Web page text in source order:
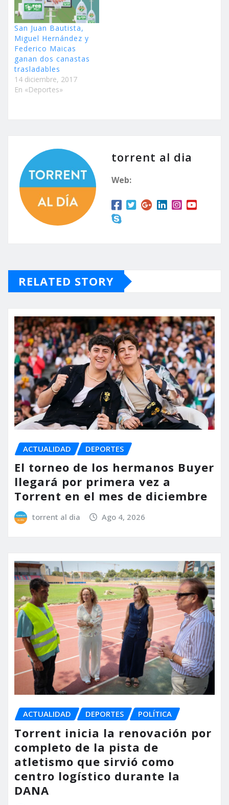
San Juan Bautista,
Miguel Hernández y
Federico Maicas
ganan dos canastas
trasladables
14 diciembre, 2017
En «Deportes»
torrent al dia
Web:
RELATED STORY
ACTUALIDAD DEPORTES
El torneo de los hermanos Buyer
llegará por primera vez a
Torrent en el mes de diciembre
torrent al dia Ago 4, 2026
ACTUALIDAD DEPORTES POLÍTICA
Torrent inicia la renovación por
completo de la pista de
atletismo que sirvió como
centro logístico durante la
DANA